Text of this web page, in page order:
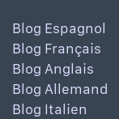
Blog Espagnol
Blog Français
Blog Anglais
Blog Allemand
Blog Italien